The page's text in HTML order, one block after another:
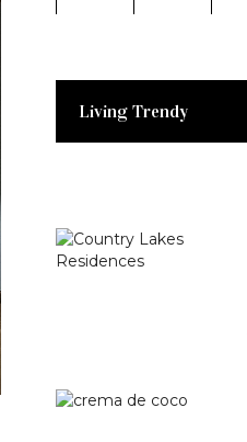
Living Trendy